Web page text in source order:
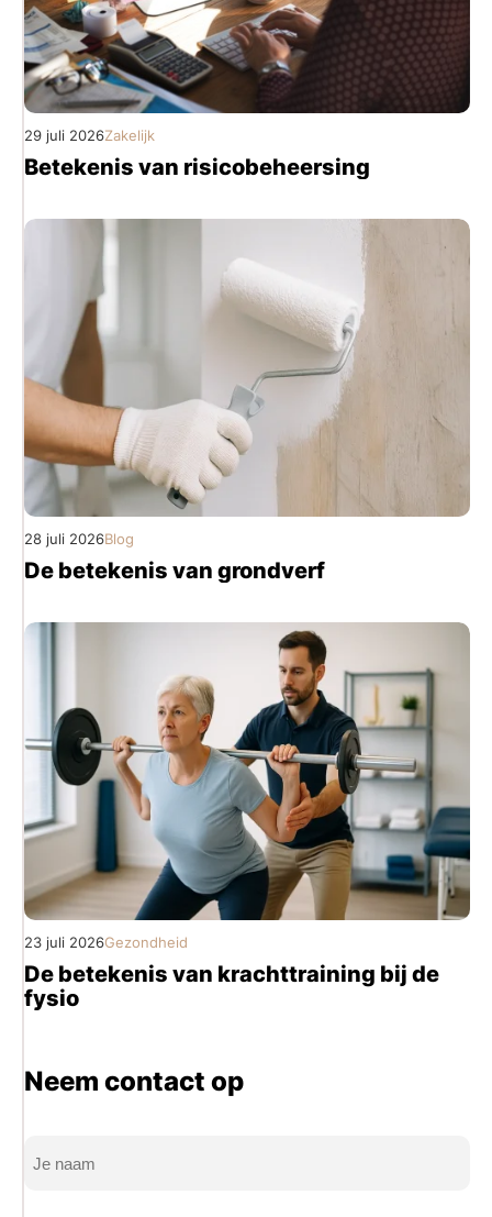
29 juli 2026Zakelijk
Betekenis van risicobeheersing
28 juli 2026Blog
De betekenis van grondverf
23 juli 2026Gezondheid
De betekenis van krachttraining bij de
fysio
Neem contact op